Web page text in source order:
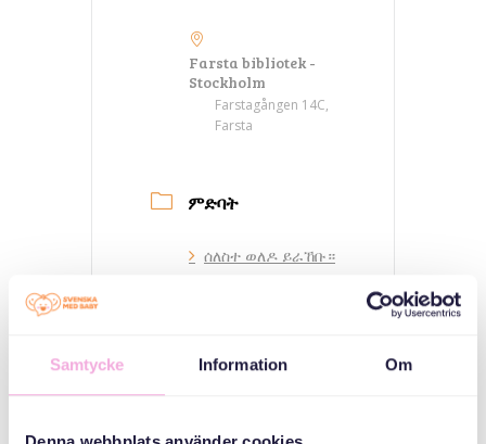
Samtycke Information Om
Farsta bibliotek -
Stockholm
Farstagången 14C,
Farsta
ምድባት
ሰለስተ ወለዶ ይራኸቡ።